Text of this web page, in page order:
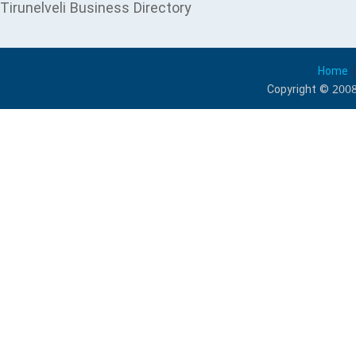
Tirunelveli Business Directory
Home
Copyright ©